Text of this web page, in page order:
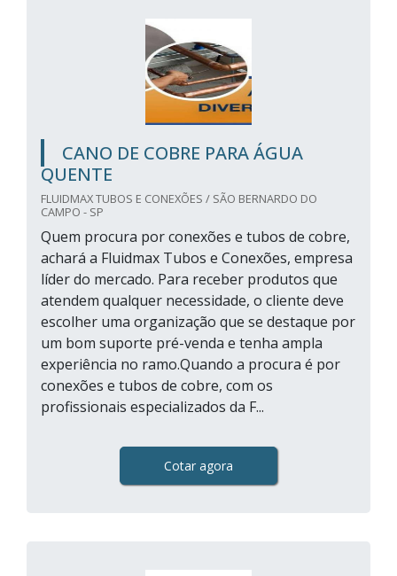
CANO DE COBRE PARA ÁGUA
QUENTE
FLUIDMAX TUBOS E CONEXÕES / SÃO BERNARDO DO
CAMPO - SP
Quem procura por conexões e tubos de cobre,
achará a Fluidmax Tubos e Conexões, empresa
líder do mercado. Para receber produtos que
atendem qualquer necessidade, o cliente deve
escolher uma organização que se destaque por
um bom suporte pré-venda e tenha ampla
experiência no ramo.Quando a procura é por
conexões e tubos de cobre, com os
profissionais especializados da F...
Cotar agora